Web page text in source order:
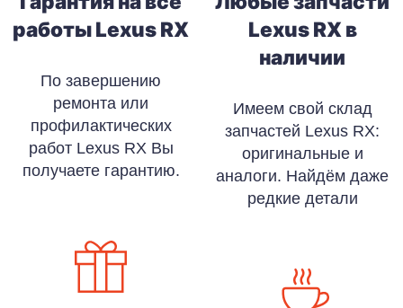
работы Lexus RX
По завершению
ремонта или
профилактических
работ Lexus RX Вы
получаете гарантию.
Lexus RX в
наличии
Имеем свой склад
запчастей Lexus RX:
оригинальные и
аналоги. Найдём даже
редкие детали